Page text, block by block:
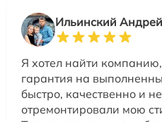
Ильинский Андрей
Я хотел найти
гарантия на
быстро, качественно и
отремонтировали мою